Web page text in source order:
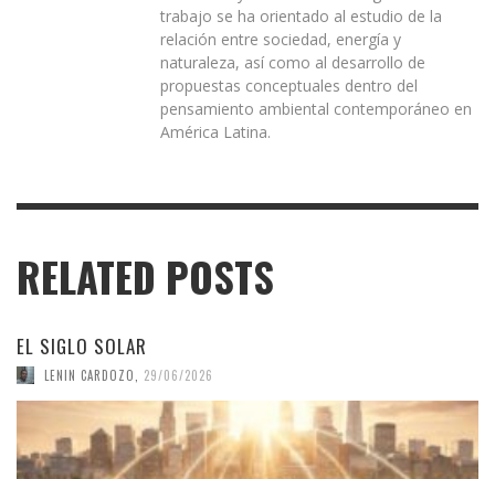
trabajo se ha orientado al estudio de la
relación entre sociedad, energía y
naturaleza, así como al desarrollo de
propuestas conceptuales dentro del
pensamiento ambiental contemporáneo en
América Latina.
RELATED POSTS
EL SIGLO SOLAR
LENIN CARDOZO 29/06/2026